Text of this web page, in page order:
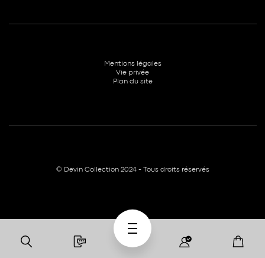
© Devin Collection 2024 - Tous droits réservés
Mentions légales
Vie privée
Plan du site